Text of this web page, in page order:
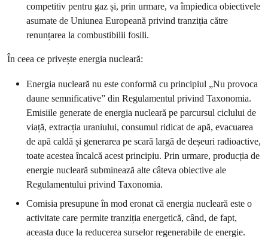
competitiv pentru gaz și, prin urmare, va împiedica obiectivele
asumate de Uniunea Europeană privind tranziția către
renunțarea la combustibilii fosili.
În ceea ce privește energia nucleară:
Energia nucleară nu este conformă cu principiul „Nu provoca
daune semnificative” din Regulamentul privind Taxonomia.
Emisiile generate de energia nucleară pe parcursul ciclului de
viață, extracția uraniului, consumul ridicat de apă, evacuarea
de apă caldă și generarea pe scară largă de deșeuri radioactive,
toate acestea încalcă acest principiu. Prin urmare, producția de
energie nucleară subminează alte câteva obiective ale
Regulamentului privind Taxonomia.
Comisia presupune în mod eronat că energia nucleară este o
activitate care permite tranziția energetică, când, de fapt,
aceasta duce la reducerea surselor regenerabile de energie.